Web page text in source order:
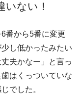
ない！
番から5番に変更
し低かったみたい
夫かなー」と言っ
はくっついていな
でした。